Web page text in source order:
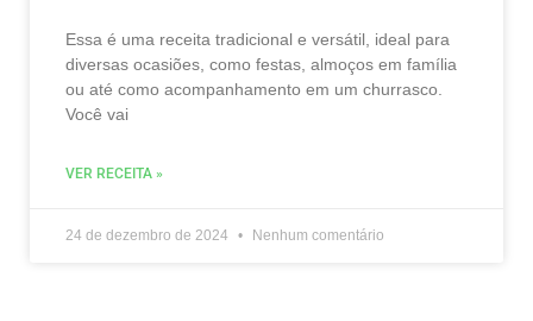
Essa é uma receita tradicional e versátil, ideal para
diversas ocasiões, como festas, almoços em família
ou até como acompanhamento em um churrasco.
Você vai
VER RECEITA »
24 de dezembro de 2024 Nenhum comentário